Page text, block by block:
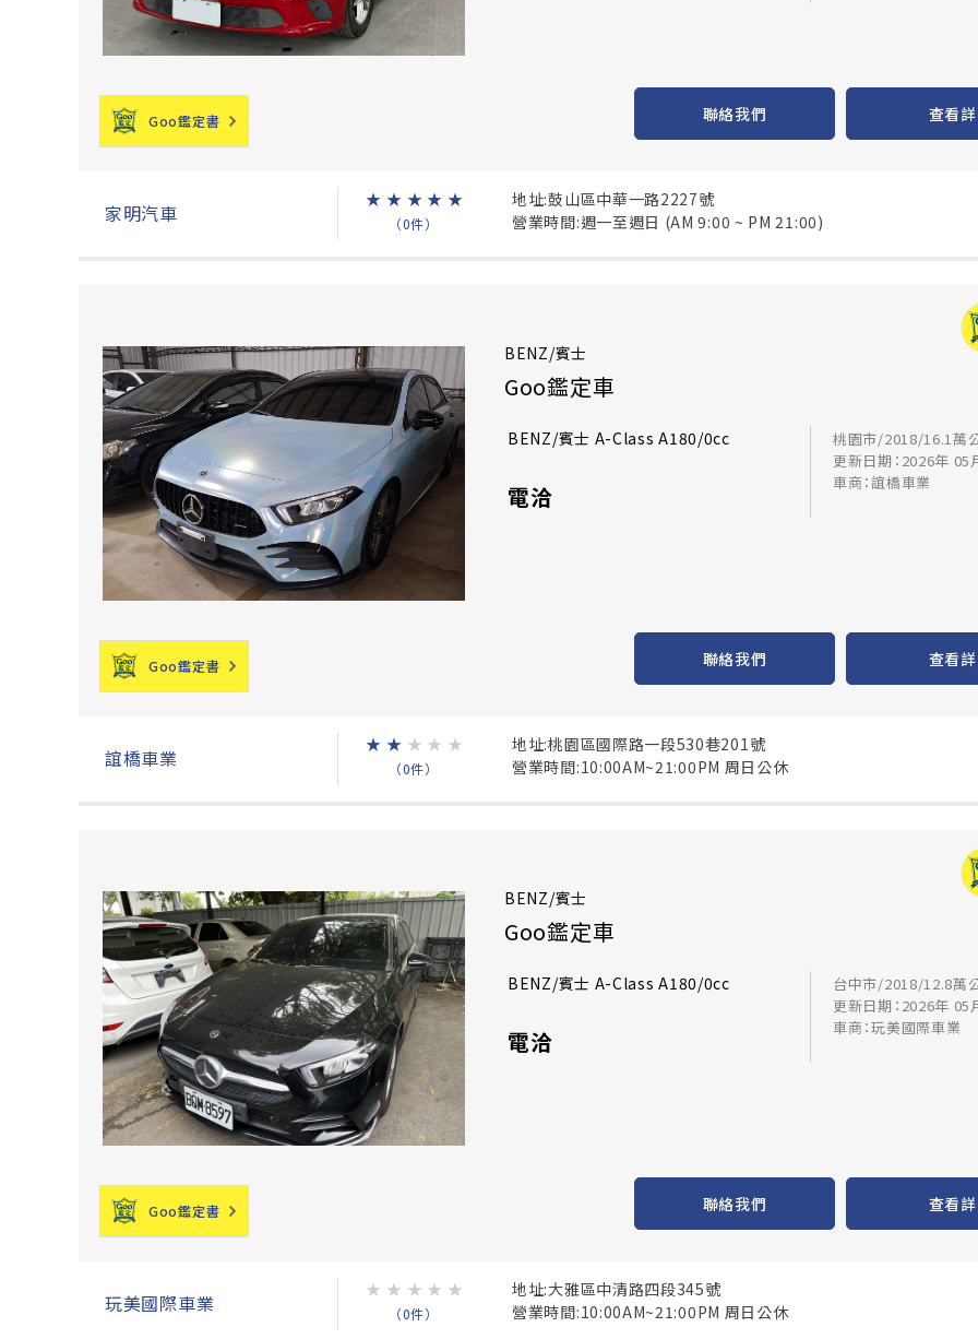
Goo鑑定書 聯絡我們 查看
家明汽車
★ ★ ★ ★ ★
（0件）
地址:鼓山區中華一路2227號
營業時間:週一至週日 (AM 9:00 ~ PM 21:00)
BENZ/賓士
Goo鑑定車
BENZ/賓士 A-Class A180/0cc
電洽
桃園市/2018/16.1萬
更新日期：2026年 05
車商：誼橋車業
Goo鑑定書 聯絡我們 查看
誼橋車業
★ ★ ★ ★ ★
（0件）
地址:桃園區國際路一段530巷201號
營業時間:10:00AM~21:00PM 周日公休
BENZ/賓士
Goo鑑定車
BENZ/賓士 A-Class A180/0cc
電洽
台中市/2018/12.8萬
更新日期：2026年 05
車商：玩美國際車業
Goo鑑定書 聯絡我們 查看
玩美國際車業
★ ★ ★ ★ ★
（0件）
地址:大雅區中清路四段345號
營業時間:10:00AM~21:00PM 周日公休